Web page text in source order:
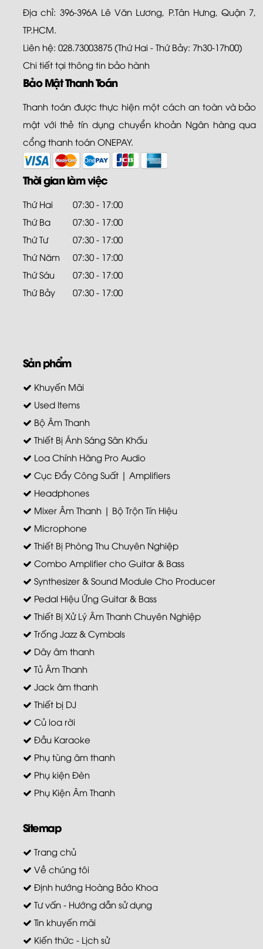
Địa chỉ: 396-396A Lê Văn Lương, P.Tân Hưng, Quận 7,
TP.HCM.
Liên hệ: 028.73003875 (Thứ Hai - Thứ Bảy: 7h30-17h00)
Chi tiết tại thông tin bảo hành
Bảo Mật Thanh Toán
Thanh toán được thực hiện một cách an toàn và bảo
mật với thẻ tín dụng chuyển khoản Ngân hàng qua
cổng thanh toán ONEPAY.
Thời gian làm việc
Thứ Hai
07:30 - 17:00
Thứ Ba
07:30 - 17:00
Thứ Tư
07:30 - 17:00
Thứ Năm
07:30 - 17:00
Thứ Sáu
07:30 - 17:00
Thứ Bảy
07:30 - 17:00
Sản phẩm
Khuyến Mãi
Used Items
Bộ Âm Thanh
Thiết Bị Ánh Sáng Sân Khấu
Loa Chính Hãng Pro Audio
Cục Đẩy Công Suất | Amplifiers
Headphones
Mixer Âm Thanh | Bộ Trộn Tín Hiệu
Microphone
Thiết Bị Phòng Thu Chuyên Nghiệp
Combo Amplifier cho Guitar & Bass
Synthesizer & Sound Module Cho Producer
Pedal Hiệu Ứng Guitar & Bass
Thiết Bị Xử Lý Âm Thanh Chuyên Nghiệp
Trống Jazz & Cymbals
Dây âm thanh
Tủ Âm Thanh
Jack âm thanh
Thiết bị DJ
Củ loa rời
Đầu Karaoke
Phụ tùng âm thanh
Phụ kiện Đèn
Phụ Kiện Âm Thanh
Sitemap
Trang chủ
Về chúng tôi
Định hướng Hoàng Bảo Khoa
Tư vấn - Hướng dẫn sử dụng
Tin khuyến mãi
Kiến thức - Lịch sử